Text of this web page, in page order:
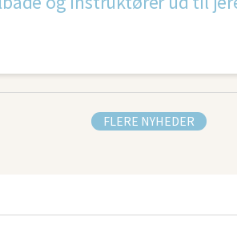
FLERE NYHEDER